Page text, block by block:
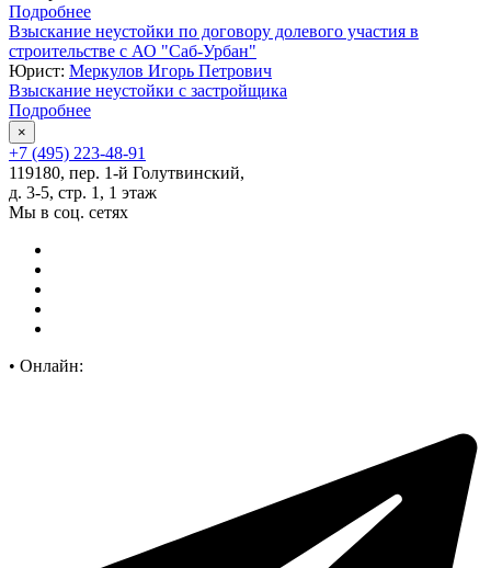
Подробнее
Взыскание неустойки по договору долевого участия в
строительстве с АО "Саб-Урбан"
Юрист: Меркулов Игорь Петрович
Взыскание неустойки с застройщика
Подробнее
×
+7 (495) 223-48-91
119180, пер. 1-й Голутвинский,
д. 3-5, стр. 1, 1 этаж
Мы в соц. сетях
• Онлайн: